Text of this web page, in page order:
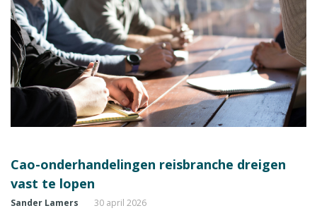
Cao-onderhandelingen reisbranche dreigen
vast te lopen
Sander Lamers 30 april 2026